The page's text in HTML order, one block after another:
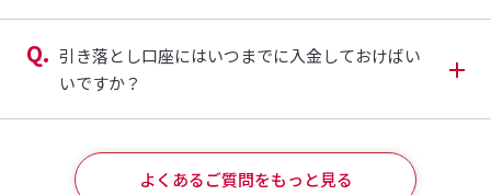
引き落とし口座にはいつまでに入金しておけばい
いですか？
よくあるご質問をもっと見る